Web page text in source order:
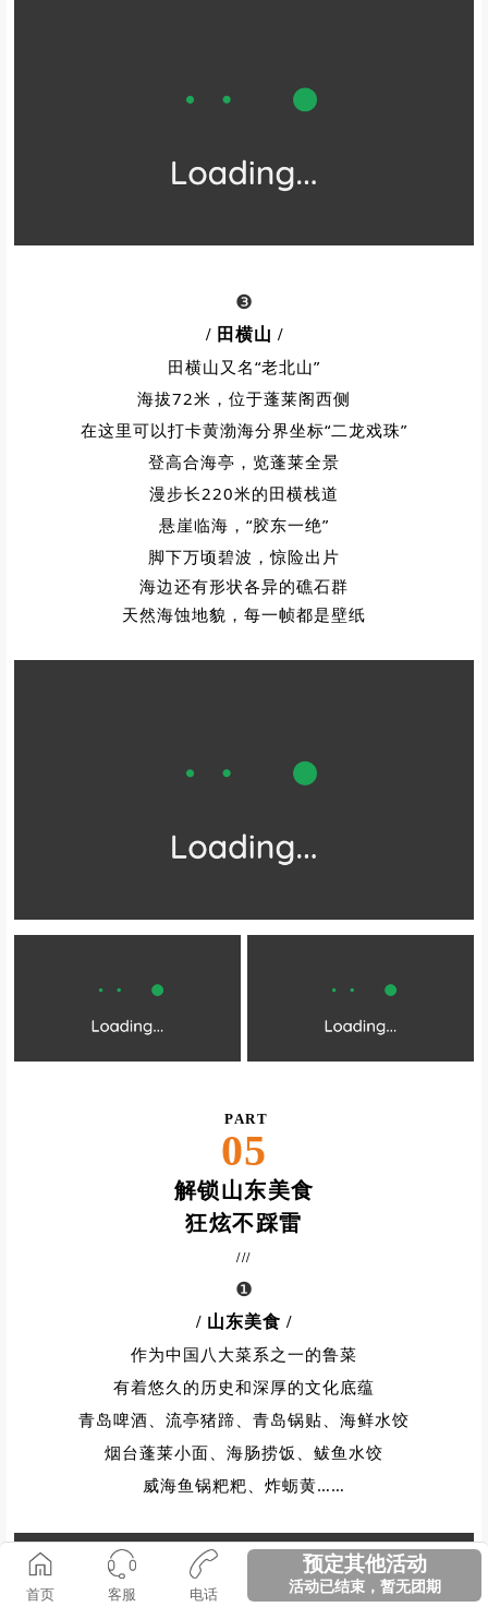
❸
/ 田横山 /
田横山又名“老北山”
海拔72米，位于蓬莱阁西侧
在这里可以打卡黄渤海分界坐标“二龙戏珠”
登高合海亭，览蓬莱全景
漫步长220米的田横栈道
悬崖临海，“胶东一绝”
脚下万顷碧波，惊险出片
海边还有形状各异的礁石群
天然海蚀地貌，每一帧都是壁纸
PART
05
解锁山东美食
狂炫不踩雷
///
❶
/ 山东美食 /
作为中国八大菜系之一的鲁菜
有着悠久的历史和深厚的文化底蕴
青岛啤酒、流亭猪蹄、青岛锅贴、海鲜水饺
烟台蓬莱小面、海肠捞饭、鲅鱼水饺
威海鱼锅粑粑、炸蛎黄……
首页 客服 电话
预定其他活动
活动已结束，暂无团期